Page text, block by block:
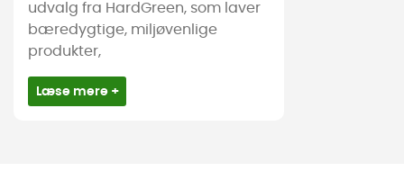
udvalg fra HardGreen, som laver
bæredygtige, miljøvenlige
produkter,
Læse mere +